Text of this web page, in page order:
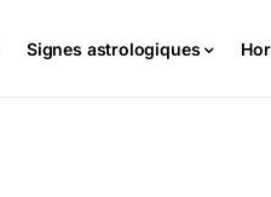
Signes astrologiques